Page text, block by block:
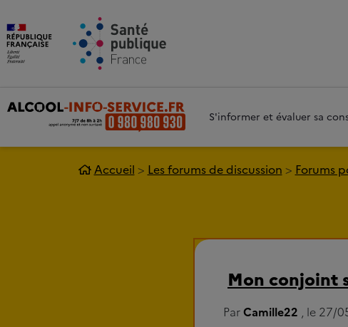
S'informer et évaluer sa
Accueil Les forums de discussion Forums
Mon conjoint
ParCamille22 , le 27/